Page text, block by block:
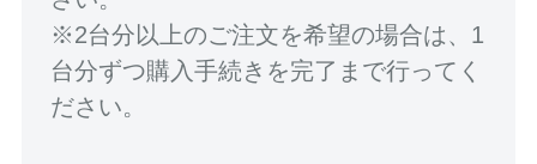
※2台分以上のご注文を希望の場合は、1
台分ずつ購入手続きを完了まで行ってく
ださい。